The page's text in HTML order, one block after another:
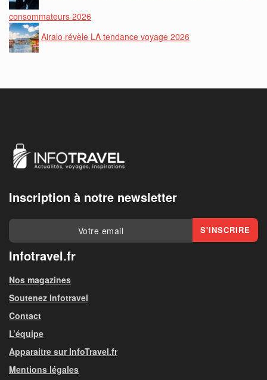
consommateurs 2026
Airalo révèle LA tendance voyage 2026
Inscription à notre newsletter
Infotravel.fr
Nos magazines
Soutenez Infotravel
Contact
L’équipe
Apparaitre sur InfoTravel.fr
Mentions légales